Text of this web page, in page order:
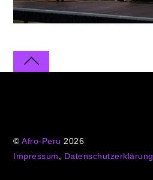
©Afro-Peru 2026
Impressum
Datenschutzerklärung